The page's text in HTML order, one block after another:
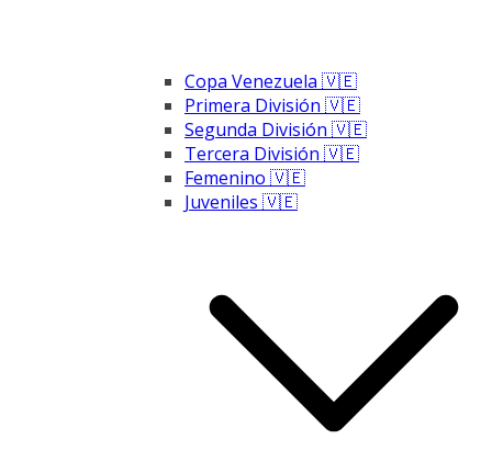
Copa Venezuela 🇻🇪
Primera División 🇻🇪
Segunda División 🇻🇪
Tercera División 🇻🇪
Femenino 🇻🇪
Juveniles 🇻🇪